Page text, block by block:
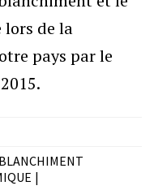
BLANCHIMENT
de la
pays par le